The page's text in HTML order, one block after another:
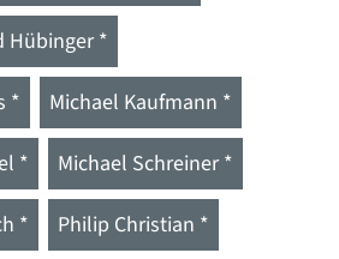
Hübinger *
* Michael Kaufmann *
* Michael Schreiner *
* Philip Christian *